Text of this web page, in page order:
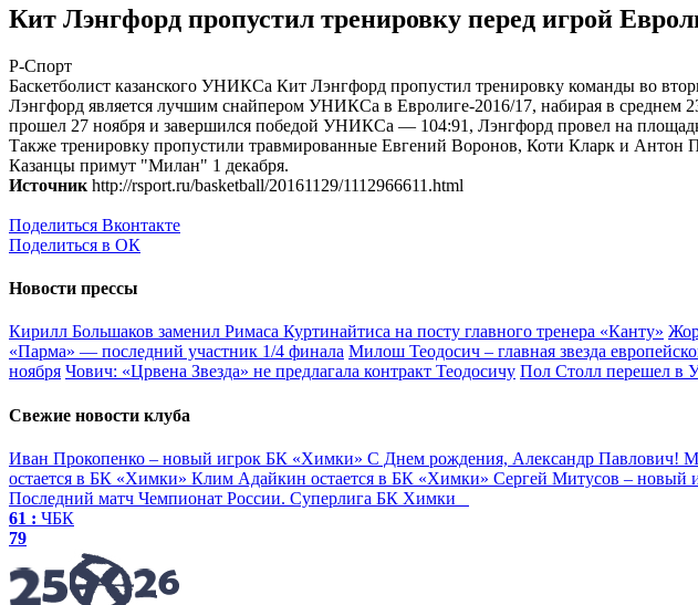
Кит Лэнгфорд пропустил тренировку перед игрой
Р-Спорт
Баскетболист казанского УНИКСа Кит Лэнгфорд пропустил тренировку команды во
Лэнгфорд является лучшим снайпером УНИКСа в Евролиге-2016/17, набирая в среднем
прошел 27 ноября и завершился победой УНИКСа — 104:91, Лэнгфорд провел на
Также тренировку пропустили травмированные Евгений Воронов, Коти Кларк и Антон
Казанцы примут "Милан" 1 декабря.
Источник http://rsport.ru/basketball/20161129/1112966611.html
Поделиться Вконтакте
Поделиться в ОК
Новости прессы
Кирилл Большаков заменил Римаса Куртинайтиса на посту главного тренера «Канту»
«Парма» — последний участник 1/4 финала Милош Теодосич – главная звезда
ноября Чович: «Црвена Звезда» не предлагала контракт Теодосичу Пол Столл перешел
Свежие новости клуба
Иван Прокопенко – новый игрок БК «Химки» С Днем рождения, Александр Павлович!
остается в БК «Химки» Клим Адайкин остается в БК «Химки» Сергей Митусов – новый
Последний матч Чемпионат России. Суперлига БК Химки
61 : ЧБК
79